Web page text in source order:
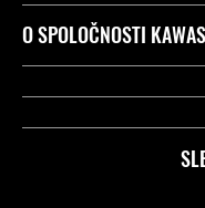
Kontaktujte nás
Legálny
O SPOLOČNOSTI
Spoločnosť